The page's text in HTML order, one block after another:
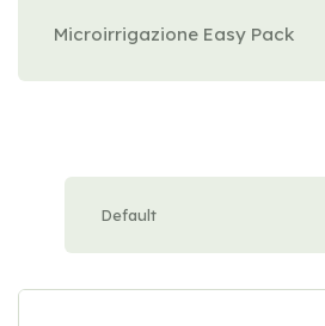
Microirrigazione Easy Pack
Default